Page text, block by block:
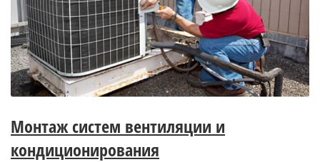
Монтаж систем вентиляции и
кондиционирования